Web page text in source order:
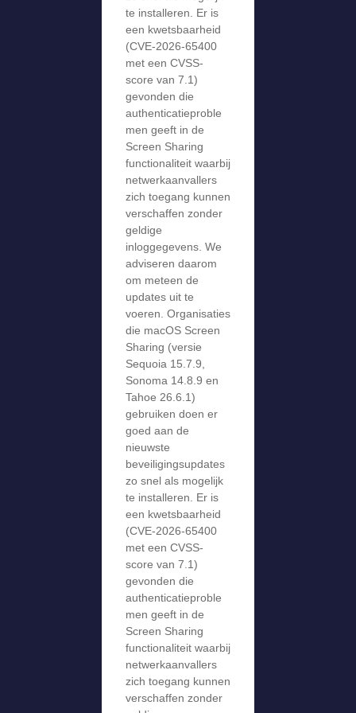
te installeren. Er is
een kwetsbaarheid
(CVE-2026-65400
met een CVSS-
score van 7.1)
gevonden die
authenticatieproble
men geeft in de
Screen Sharing
functionaliteit waarbij
netwerkaanvallers
zich toegang kunnen
verschaffen zonder
geldige
inloggegevens. We
adviseren daarom
om meteen de
updates uit te
voeren. Organisaties
die macOS Screen
Sharing (versie
Sequoia 15.7.9,
Sonoma 14.8.9 en
Tahoe 26.6.1)
gebruiken doen er
goed aan de
nieuwste
beveiligingsupdates
zo snel als mogelijk
te installeren. Er is
een kwetsbaarheid
(CVE-2026-65400
met een CVSS-
score van 7.1)
gevonden die
authenticatieproble
men geeft in de
Screen Sharing
functionaliteit waarbij
netwerkaanvallers
zich toegang kunnen
verschaffen zonder